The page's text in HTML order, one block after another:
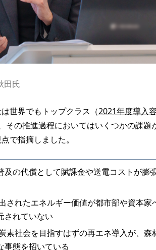
田氏
世界でもトップクラス（2021年度導入
その推進過程においてはいくつかの課
で指摘しました。
及の代償として賦課金や送電コストが膨
されたエネルギー価値が都市部や資本
されていない
素社会を目指すはずの再エネ導入が、
事態を招いている